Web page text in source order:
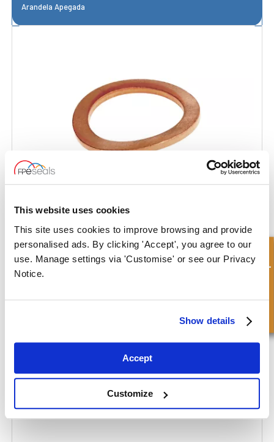
This website uses cookies
This site uses cookies to improve browsing and provide
personalised ads. By clicking 'Accept', you agree to our
use. Manage settings via 'Customise' or see our Privacy
Notice.
Show details
Accept
Customize
Arandela Apegada
Arandela de Cobre
Consulta rápida